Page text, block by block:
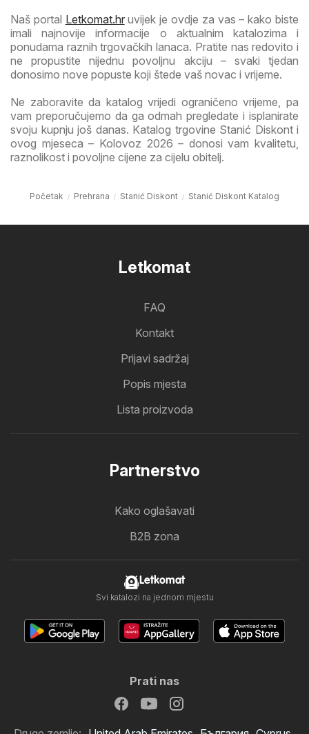
Naš portal Letkomat.hruvijek je ovdje za vas – kako biste
imali najnovije informacije o aktualnim katalozima i
ponudama raznih trgovačkih lanaca. Pratite nas redovito i
ne propustite nijednu povoljnu akciju – svaki tjedan
donosimo nove popuste koji štede vaš novac i vrijeme.
Ne zaboravite da katalog vrijedi ograničeno vrijeme, pa
vam preporučujemo da ga odmah pregledate i isplanirate
svoju kupnju još danas. Katalog trgovine Stanić Diskont i
ovog mjeseca – Kolovoz 2026 – donosi vam kvalitetu,
raznolikost i povoljne cijene za cijelu obitelj.
Početak Prehrana Stanić Diskont Stanić Diskont Katalog
Letkomat
FAQ
Kontakt
Prijavi sadržaj
Popis mjesta
Lista proizvoda
Partnerstvo
Kako oglašavati
B2B zona
Letkomat
Svi katalozi na jednom mjestu
Prati nas